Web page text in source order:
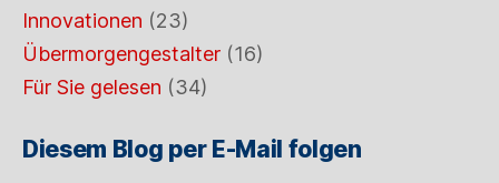
Innovationen (23)
Übermorgengestalter (16)
Für Sie gelesen (34)
Diesem Blog per E-Mail folgen